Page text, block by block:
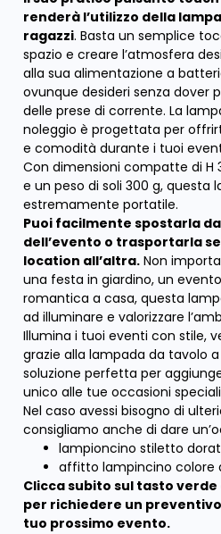
renderà l’utilizzo della
ragazzi. Basta un semplice
spazio e creare l’atmosfera
alla sua alimentazione a
ovunque desideri senza dover
delle prese di corrente. La
noleggio è progettata per
e comodità durante i tuoi
Con dimensioni compatte di H
e un peso di soli 300 g, questa
estremamente portatile.
Puoi facilmente spostarla
dell’evento o trasportarla
location all’altra. Non
una festa in giardino, un
romantica a casa, questa
ad illuminare e valorizzare
Illumina i tuoi eventi con stile,
grazie alla lampada da tavolo
soluzione perfetta per
unico alle tue occasioni
Nel caso avessi bisogno di
consigliamo anche di dare
lampioncino stiletto
affitto lampincino colore
Clicca subito sul tasto
per richiedere un
tuo prossimo evento.